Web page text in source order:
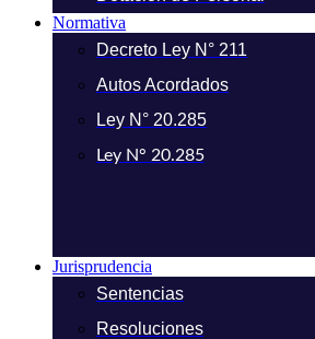
Normativa
Decreto Ley N° 211
Autos Acordados
Ley N° 20.285
Ley N° 20.285
Jurisprudencia
Sentencias
Resoluciones